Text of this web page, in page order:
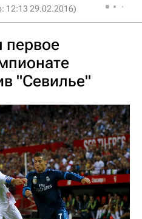
12:13 29.02.2016)
первое
"Севилье"